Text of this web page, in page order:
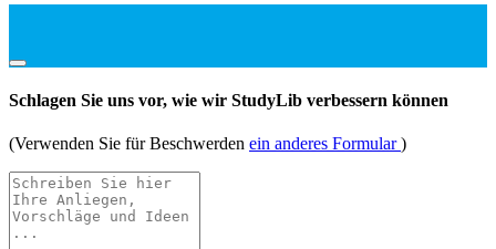
Schlagen Sie uns vor, wie wir StudyLib verbessern können
(Verwenden Sie für Beschwerden ein anderes Formular)